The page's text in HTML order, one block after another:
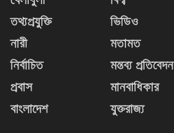
তথ্যপ্রযুক্তি
নারী
নির্বাচিত
প্রবাস
বাংলাদেশ
ভিডিও
মতামত
মন্তব্য প্রতিবেদন
মানবাধিকার
যুক্তরাজ্য